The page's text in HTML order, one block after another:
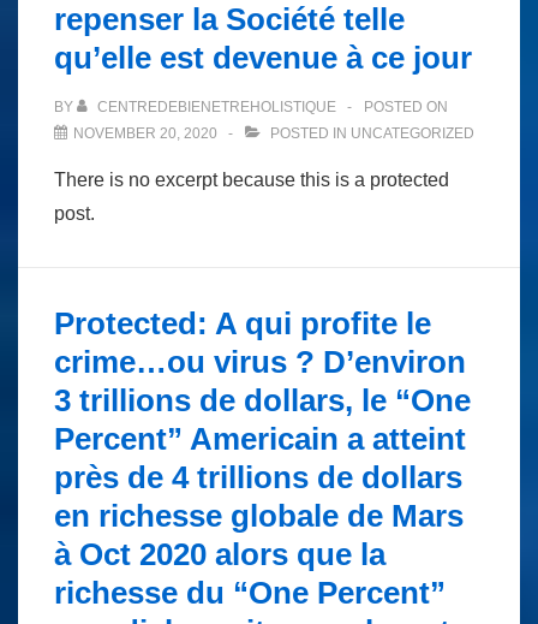
repenser la Société telle
qu’elle est devenue à ce jour
BY CENTREDEBIENETREHOLISTIQUE
POSTED ON
NOVEMBER 20, 2020
POSTED IN UNCATEGORIZED
There is no excerpt because this is a protected
post.
Protected: A qui profite le
crime…ou virus ? D’environ
3 trillions de dollars, le “One
Percent” Americain a atteint
près de 4 trillions de dollars
en richesse globale de Mars
à Oct 2020 alors que la
richesse du “One Percent”